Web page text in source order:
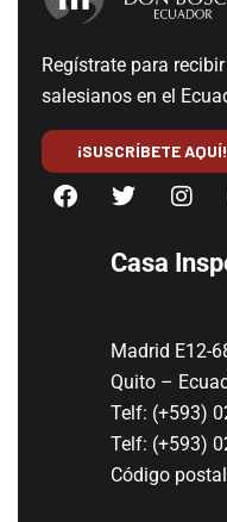
Regístrate para
salesianos en el
¡SUSCRÍBETE AQUÍ!
Casa
Madrid E12-
Quito –
Telf: (+593)
Telf: (+593)
Código